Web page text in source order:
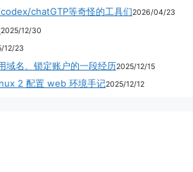
chatGTP等奇怪的工具们2026/04/23
2025/12/30
12/23
域名、锁定账户的一段经历2025/12/15
2 配置 web 环境手记2025/12/12